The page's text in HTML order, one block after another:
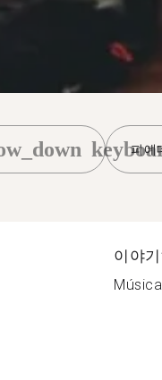
피에
이야